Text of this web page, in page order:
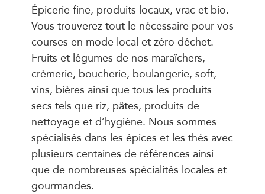
Épicerie fine, produits locaux, vrac et bio.
Vous trouverez tout le nécessaire pour vos
courses en mode local et zéro déchet.
Fruits et légumes de nos maraîchers,
crèmerie, boucherie, boulangerie, soft,
vins, bières ainsi que tous les produits
secs tels que riz, pâtes, produits de
nettoyage et d’hygiène. Nous sommes
spécialisés dans les épices et les thés avec
plusieurs centaines de références ainsi
que de nombreuses spécialités locales et
gourmandes.